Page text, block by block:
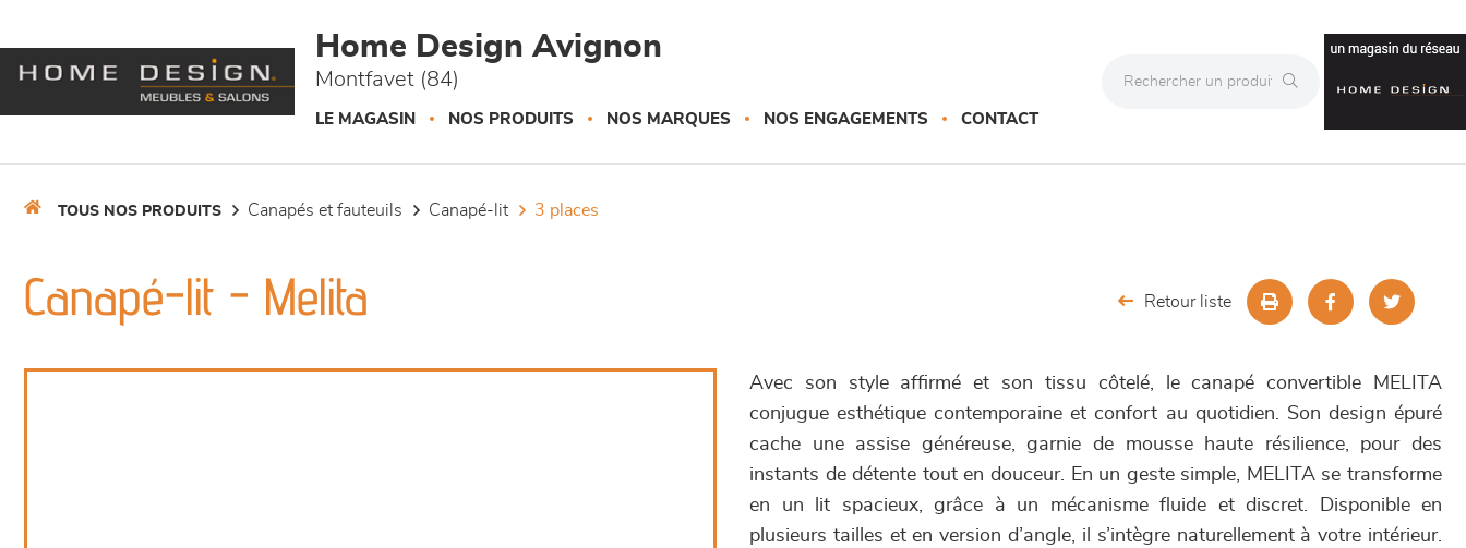
Home Design Avignon
Montfavet (84)
LE MAGASIN NOS PRODUITS NOS MARQUES NOS ENGAGEMENTS CONTACT
TOUS NOS PRODUITS canapés et fauteuils canapé-lit 3 places
Canapé-lit - Melita Retour liste
Avec son style affirmé et son tissu côtelé, le canapé convertible MELITA
conjugue esthétique contemporaine et confort au quotidien. Son design épuré
cache une assise généreuse, garnie de mousse haute résilience, pour des
instants de détente tout en douceur. En un geste simple, MELITA se transforme
en un lit spacieux, grâce à un mécanisme fluide et discret. Disponible en
plusieurs tailles et en version d’angle, il s’intègre naturellement à votre intérieur.